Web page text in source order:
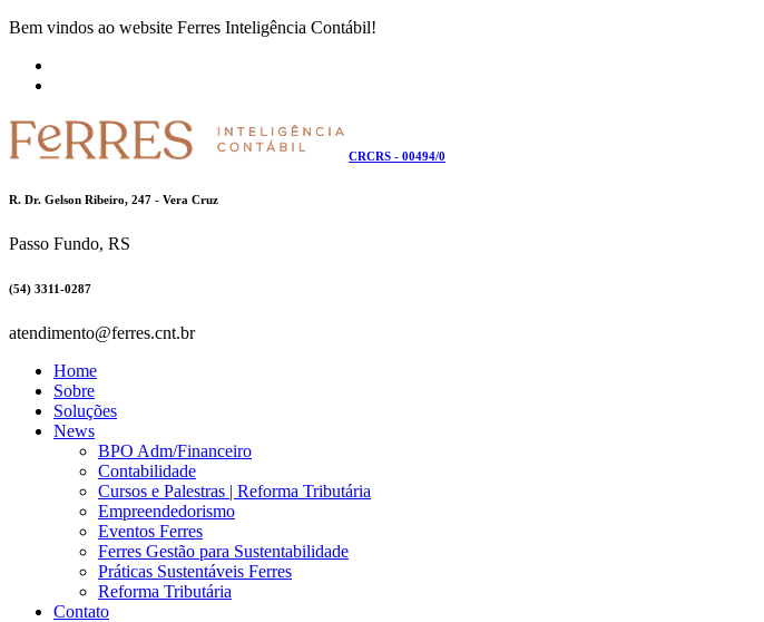
Bem vindos ao website Ferres Inteligência Contábil!
CRCRS - 00494/0
R. Dr. Gelson Ribeiro, 247 - Vera Cruz
Passo Fundo, RS
(54) 3311-0287
atendimento@ferres.cnt.br
Home
Sobre
Soluções
News
BPO Adm/Financeiro
Contabilidade
Cursos e Palestras | Reforma Tributária
Empreendedorismo
Eventos Ferres
Ferres Gestão para Sustentabilidade
Práticas Sustentáveis Ferres
Reforma Tributária
Contato